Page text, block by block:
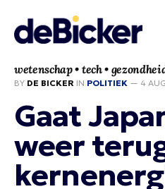
wetenschap • tech •
BY DE BICKER IN POLITIEK — 4
Gaat
weer